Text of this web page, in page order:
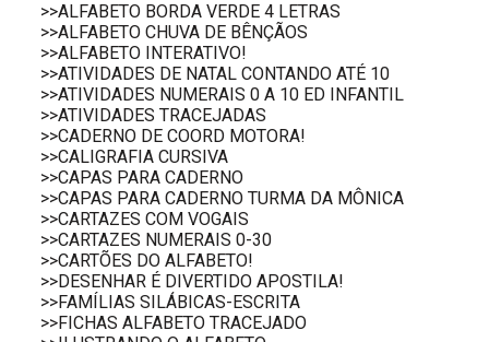
>>ALFABETO BORDA VERDE 4 LETRAS
>>ALFABETO CHUVA DE BÊNÇÃOS
>>ALFABETO INTERATIVO!
>>ATIVIDADES DE NATAL CONTANDO ATÉ 10
>>ATIVIDADES NUMERAIS 0 A 10 ED INFANTIL
>>ATIVIDADES TRACEJADAS
>>CADERNO DE COORD MOTORA!
>>CALIGRAFIA CURSIVA
>>CAPAS PARA CADERNO
>>CAPAS PARA CADERNO TURMA DA MÔNICA
>>CARTAZES COM VOGAIS
>>CARTAZES NUMERAIS 0-30
>>CARTÕES DO ALFABETO!
>>DESENHAR É DIVERTIDO APOSTILA!
>>FAMÍLIAS SILÁBICAS-ESCRITA
>>FICHAS ALFABETO TRACEJADO